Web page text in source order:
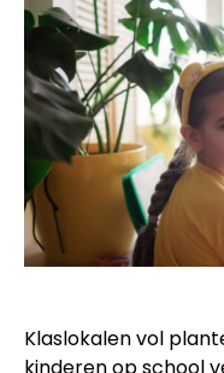
Klaslokalen vol
kinderen op school